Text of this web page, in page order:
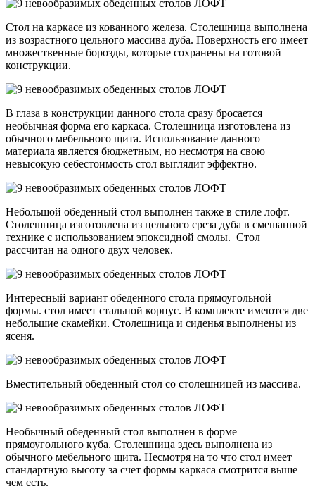
Стол на каркасе из кованного железа. Столешница выполнена
из возрастного цельного массива дуба. Поверхность его имеет
множественные борозды, которые сохранены на готовой
конструкции.
В глаза в конструкции данного стола сразу бросается
необычная форма его каркаса. Столешница изготовлена из
обычного мебельного щита. Использование данного
материала является бюджетным, но несмотря на свою
невысокую себестоимость стол выглядит эффектно.
Небольшой обеденный стол выполнен также в стиле лофт.
Столешница изготовлена из цельного среза дуба в смешанной
технике с использованием эпоксидной смолы. Стол
рассчитан на одного двух человек.
Интересный вариант обеденного стола прямоугольной
формы. стол имеет стальной корпус. В комплекте имеются две
небольшие скамейки. Столешница и сиденья выполнены из
ясеня.
Вместительный обеденный стол со столешницей из массива.
Необычный обеденный стол выполнен в форме
прямоугольного куба. Столешница здесь выполнена из
обычного мебельного щита. Несмотря на то что стол имеет
стандартную высоту за счет формы каркаса смотрится выше
чем есть.